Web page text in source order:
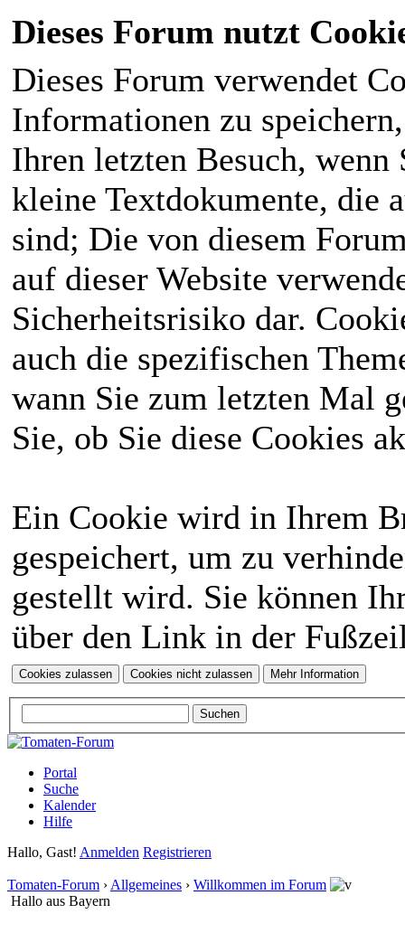
Dieses Forum nutzt
Dieses Forum verwendet
Informationen zu
Ihren letzten Besuch,
kleine Textdokumente, die
sind; Die von diesem
auf dieser Website
Sicherheitsrisiko dar.
auch die spezifischen
wann Sie zum letzten Mal
Sie, ob Sie diese Cookies
Ein Cookie wird in Ihrem
gespeichert, um zu
gestellt wird. Sie können
über den Link in der
Portal
Suche
Kalender
Hilfe
Hallo, Gast! Anmelden Registrieren
Tomaten-Forum › Allgemeines › Willkommen im Forum
Hallo aus Bayern